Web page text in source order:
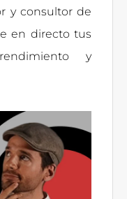
y consultor de
en directo tus
y